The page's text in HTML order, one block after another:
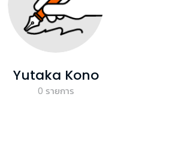
Yutaka Kono
0 รายการ